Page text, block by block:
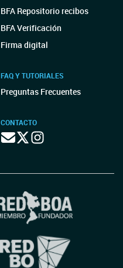
BFA Repositorio recibos
BFA Verificación
Firma digital
FAQ Y TUTORIALES
Preguntas Frecuentes
CONTACTO